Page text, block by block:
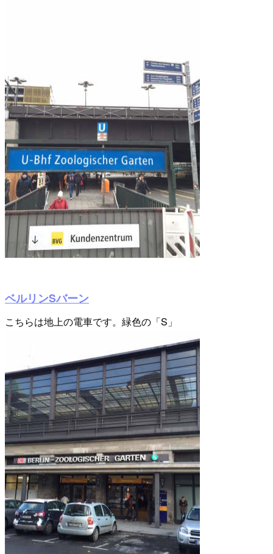
ベルリンSバーン
こちらは地上の電車です。緑色の「S」